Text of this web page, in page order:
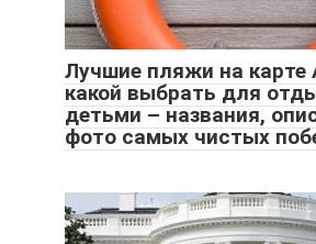
Лучшие пляжи на карте
какой выбрать для
детьми – названия,
фото самых чистых